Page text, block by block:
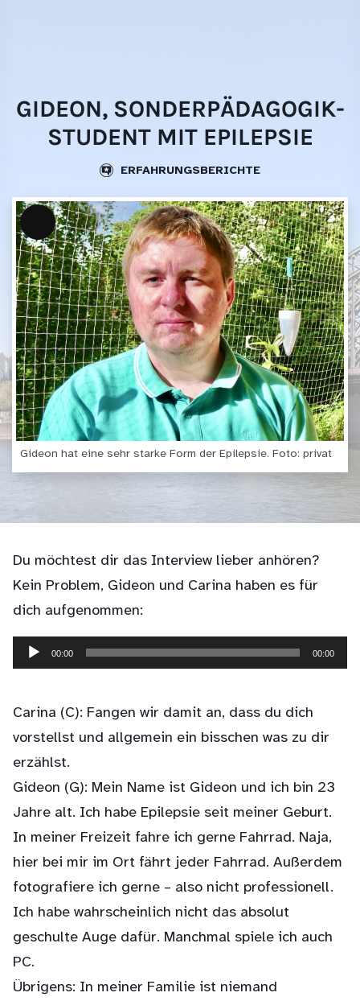
GIDEON, SONDERPÄDAGOGIK-
STUDENT MIT EPILEPSIE
ERFAHRUNGSBERICHTE
Lange
Beschreibung
Gideon hat eine sehr starke Form der Epilepsie. Foto: privat
Du möchtest dir das Interview lieber anhören?
Kein Problem, Gideon und Carina haben es für
dich aufgenommen:
Audio-
00:00 00:00
Carina (C): Fangen wir damit an, dass du dich
vorstellst und allgemein ein bisschen was zu dir
erzählst.
Gideon (G): Mein Name ist Gideon und ich bin 23
Jahre alt. Ich habe Epilepsie seit meiner Geburt.
In meiner Freizeit fahre ich gerne Fahrrad. Naja,
hier bei mir im Ort fährt jeder Fahrrad. Außerdem
fotografiere ich gerne – also nicht professionell.
Ich habe wahrscheinlich nicht das absolut
geschulte Auge dafür. Manchmal spiele ich auch
PC.
Übrigens: In meiner Familie ist niemand